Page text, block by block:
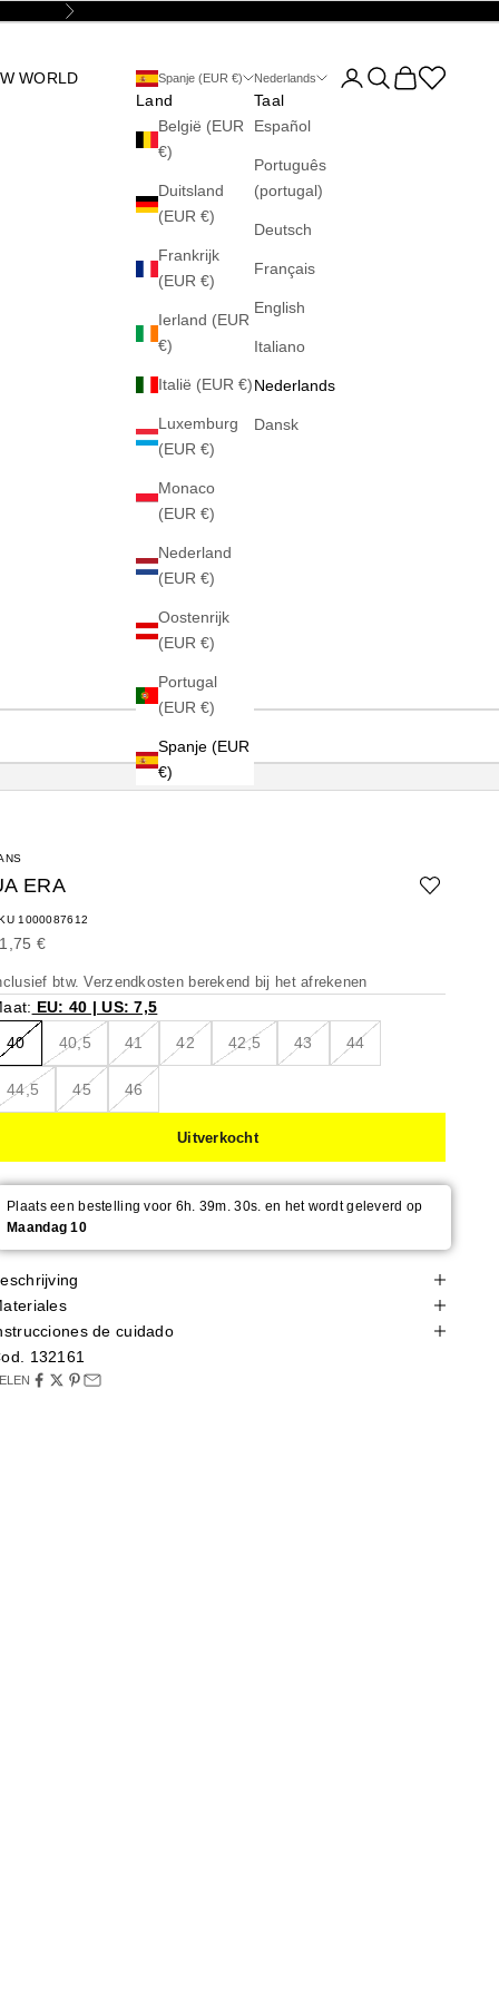
Volgende
WORLD Spanje (EUR €)
Land
België (EUR
€)
Duitsland
(EUR €)
Frankrijk
(EUR €)
Ierland (EUR
€)
Italië (EUR €)
Luxemburg
(EUR €)
Monaco
(EUR €)
Nederland
(EUR €)
Oostenrijk
(EUR €)
Portugal
(EUR €)
Spanje (EUR
€)
Nederlands
Taal
Español
Português
(portugal)
Deutsch
Français
English
Italiano
Nederlands
Dansk
Accountpagina
Zoeken openen
Winkelwagen
Abrir la
ERA
1000087612
€
btw.Verzendkosten berekend bij het afrekenen
EU: 40 | US: 7,5
40 40,5 41 42 42,5 43 44
44,5 45 46
Uitverkocht
Plaats een bestelling voor 6h. 39m. 29s. en het wordt geleverd op
Maandag 10
de cuidado
132161